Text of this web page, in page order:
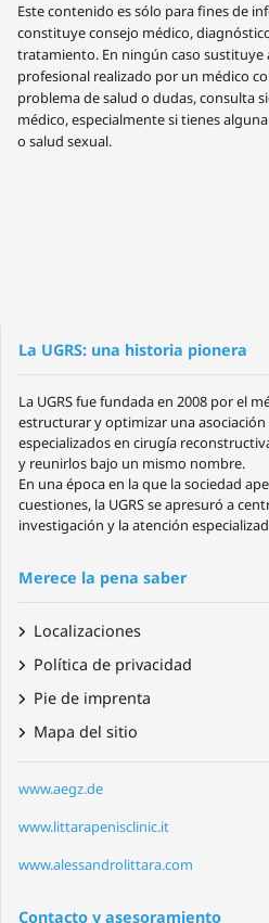
Este contenido es sólo para fines de
constituye consejo médico,
tratamiento. En ningún caso
profesional realizado por un médico
problema de salud o dudas, consulta
médico, especialmente si tienes
o salud sexual.
La UGRS: una historia pionera
La UGRS fue fundada en 2008 por el
estructurar y optimizar una
especializados en cirugía
y reunirlos bajo un mismo nombre.
En una época en la que la sociedad
cuestiones, la UGRS se apresuró a
investigación y la atención
Merece la pena saber
Localizaciones
Política de privacidad
Pie de imprenta
Mapa del sitio
www.aegz.de
www.littarapenisclinic.it
www.alessandrolittara.com
Contacto y asesoramiento